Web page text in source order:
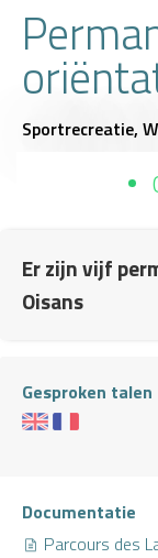
Sportrecreatie,
Er zijn vijf
Oisans
Gesproken talen
Documentatie
Parcours des